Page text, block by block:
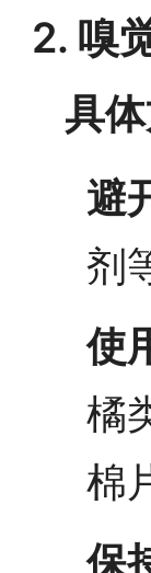
2. 嗅
具
避
剂
使
橘
棉
保